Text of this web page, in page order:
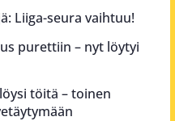
Liiga-seura vaihtuu!
purettiin – nyt löytyi
töitä – toinen